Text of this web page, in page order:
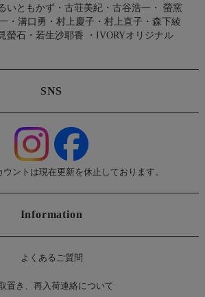
いともかず ・ 古荘美紀 ・ 古谷浩一 ・
螢窯
・ 溝口勇 ・ 村上慶子 ・ 村上直子 ・ 森下綾
螢石・ 若生沙耶香 ・ IVORYオリジナル
SNS
ントは現在更新を休止しております。
Information
よくあるご質問
置き、再入荷連絡について